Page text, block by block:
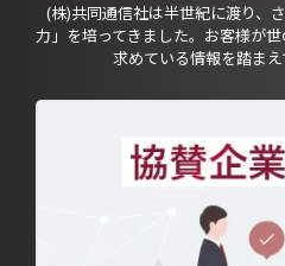
(株)共同通信社は半世紀に渡り、
力」を培ってきました。お客様が
求めている情報を踏まえ